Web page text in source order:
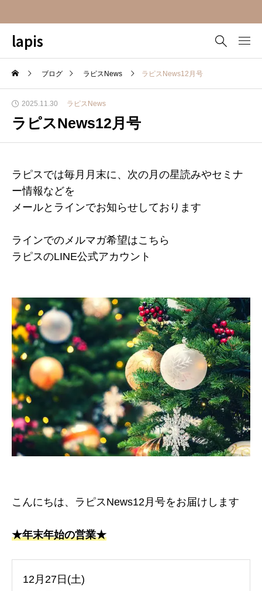
lapis
ブログ ラピスNews ラピスNews12月号
2025.11.30 ラピスNews
ラピスNews12月号
ラピスでは毎月月末に、次の月の星読みやセミナ
ー情報などを
メールとラインでお知らせしております
ラインでのメルマガ希望はこちら
ラピスのLINE公式アカウント
こんにちは、ラピスNews12月号をお届けします
★年末年始の営業★
12月27日(土)